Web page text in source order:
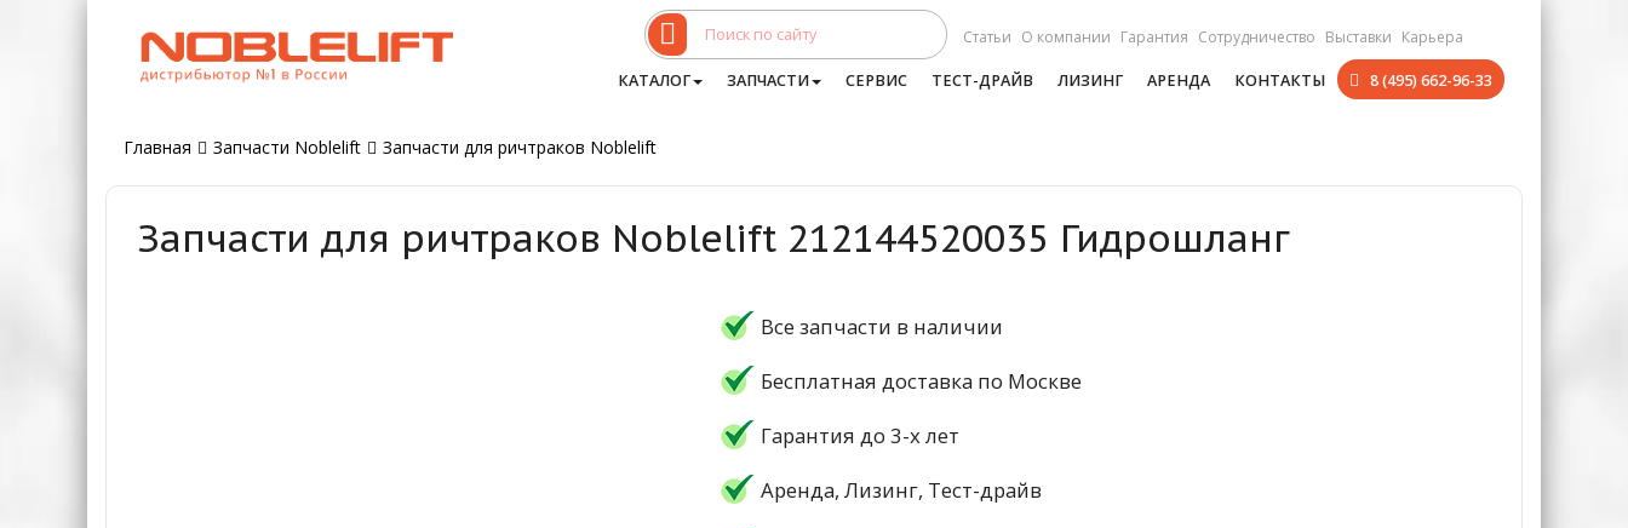
Статьи О компании Гарантия Сотрудничество Выставки Карьера
КАТАЛОГ ЗАПЧАСТИ СЕРВИС ТЕСТ-ДРАЙВ ЛИЗИНГ АРЕНДА КОНТАКТЫ 8 (495) 662-96-33
Главная Запчасти Noblelift Запчасти для ричтраков Noblelift
Запчасти для ричтраков Noblelift 212144520035 Гидрошланг
Все запчасти в наличии
Бесплатная доставка по Москве
Гарантия до 3-х лет
Аренда, Лизинг, Тест-драйв